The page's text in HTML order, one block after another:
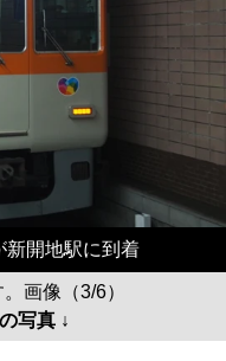
新開地駅に到着
画像（3/6）
写真 ↓